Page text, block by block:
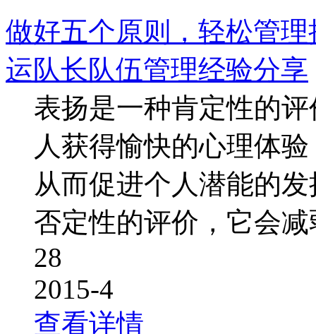
做好五个原则，轻松管
运队长队伍管理经验分享
表扬是一种肯定性的
人获得愉快的心理体
从而促进个人潜能的
否定性的评价，它会
28
2015-4
查看详情